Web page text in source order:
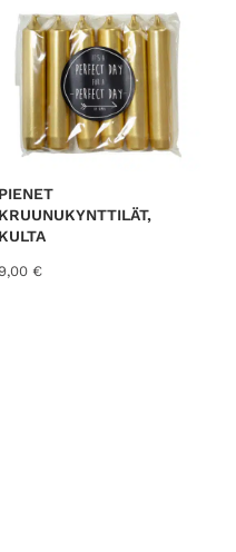
PIENET
KRUUNUKYNTTILÄT,
KULTA
9,00 €